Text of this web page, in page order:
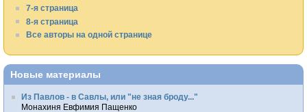
7-я страница
8-я страница
Все авторы на одной странице
Новые материалы
Из Павлов - в Савлы, или "не зная броду..."
Монахиня Евфимия Пащенко